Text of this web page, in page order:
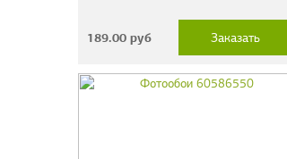
189.00руб Заказать